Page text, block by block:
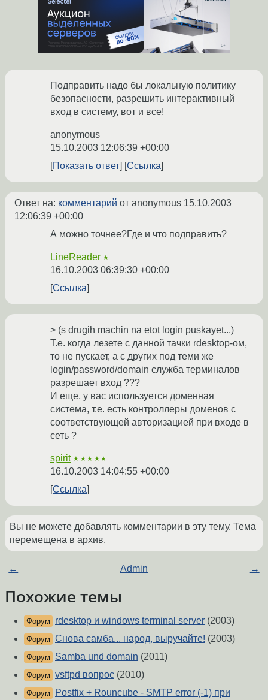
Подправить надо бы локальную политику
безопасности, разрешить интерактивный
вход в систему, вот и все!
anonymous
15.10.2003 12:06:39 +00:00
Показать ответ
Ссылка
Ответ на: комментарий от anonymous 15.10.2003
12:06:39 +00:00
А можно точнее?Где и что подправить?
LineReader ★
16.10.2003 06:39:30 +00:00
Ссылка
> (s drugih machin na etot login puskayet...)
Т.е. когда лезете с данной тачки rdesktop-ом,
то не пускает, а с других под теми же
login/password/domain служба терминалов
разрешает вход ???
И еще, у вас используется доменная
система, т.е. есть контроллеры доменов с
соответствующей авторизацией при входе в
сеть ?
spirit ★★★★★
16.10.2003 14:04:55 +00:00
Ссылка
Вы не можете добавлять комментарии в эту тему. Тема
перемещена в архив.
← Admin →
Похожие темы
Форум rdesktop и windows terminal server (2003)
Форум Снова самба... народ, выручайте! (2003)
Форум Samba und domain (2011)
Форум vsftpd вопрос (2010)
Форум Postfix + Rouncube - SMTP error (-1) при